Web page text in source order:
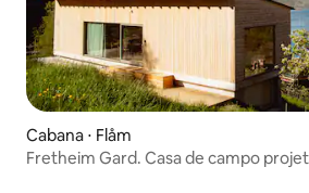
Cabana ⋅ Flåm
Fretheim Gard. Casa de campo